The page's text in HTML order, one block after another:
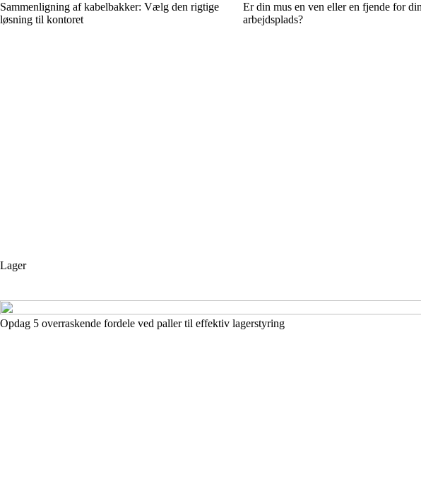
Sammenligning af kabelbakker: Vælg den rigtige
løsning til kontoret
Er din mus en ven eller en fjende for din
arbejdsplads?
Lager
Opdag 5 overraskende fordele ved paller til effektiv lagerstyring